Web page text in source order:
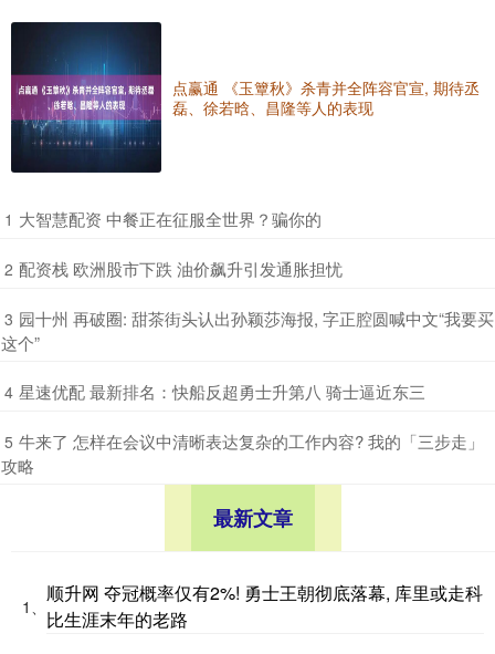
点赢通 《玉簟秋》杀青并全阵容官宣, 期待丞
磊、徐若晗、昌隆等人的表现
1 ​大智慧配资 中餐正在征服全世界？骗你的
2 ​配资栈 欧洲股市下跌 油价飙升引发通胀担忧
3 ​园十州 再破圈: 甜茶街头认出孙颖莎海报, 字正腔圆喊中文“我要买
这个”
4 ​星速优配 最新排名：快船反超勇士升第八 骑士逼近东三
5 ​牛来了 怎样在会议中清晰表达复杂的工作内容? 我的「三步走」
攻略
最新文章
1、
顺升网 夺冠概率仅有2%! 勇士王朝彻底落幕, 库里或走科
比生涯末年的老路